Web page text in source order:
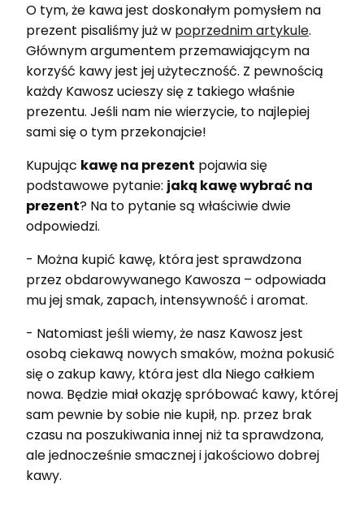
O tym, że kawa jest doskonałym pomysłem na
prezent pisaliśmy już w poprzednim artykule.
Głównym argumentem przemawiającym na
korzyść kawy jest jej użyteczność. Z pewnością
każdy Kawosz ucieszy się z takiego właśnie
prezentu. Jeśli nam nie wierzycie, to najlepiej
sami się o tym przekonajcie!
Kupując kawę na prezent pojawia się
podstawowe pytanie: jaką kawę wybrać na
prezent? Na to pytanie są właściwie dwie
odpowiedzi.
- Można kupić kawę, która jest sprawdzona
przez obdarowywanego Kawosza – odpowiada
mu jej smak, zapach, intensywność i aromat.
- Natomiast jeśli wiemy, że nasz Kawosz jest
osobą ciekawą nowych smaków, można pokusić
się o zakup kawy, która jest dla Niego całkiem
nowa. Będzie miał okazję spróbować kawy, której
sam pewnie by sobie nie kupił, np. przez brak
czasu na poszukiwania innej niż ta sprawdzona,
ale jednocześnie smacznej i jakościowo dobrej
kawy.